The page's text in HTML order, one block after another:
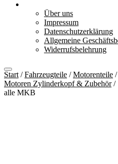
Über uns
Impressum
Datenschutzerklärung
Allgemeine
Widerrufsbelehrung
Start /Fahrzeugteile /Motorenteile /
Motoren Zylinderkopf & Zubehör/
alle MKB